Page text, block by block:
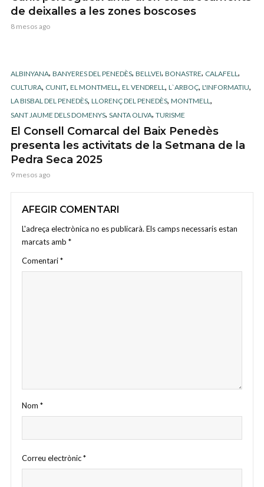
de deixalles a les zones boscoses
8 mesos ago
ALBINYANA, BANYERES DEL PENEDÈS, BELLVEI, BONASTRE, CALAFELL ,
CULTURA, CUNIT, EL MONTMELL , EL VENDRELL , L`ARBOÇ, L'INFORMATIU,
LA BISBAL DEL PENEDÈS, LLORENÇ DEL PENEDÈS, MONTMELL,
SANT JAUME DELS DOMENYS, SANTA OLIVA, TURISME
El Consell Comarcal del Baix Penedès
presenta les activitats de la Setmana de la
Pedra Seca 2025
9 mesos ago
AFEGIR COMENTARI
L'adreça electrònica no es publicarà. Els camps necessaris estan
marcats amb *
Comentari*
Nom *
Correu electrònic*